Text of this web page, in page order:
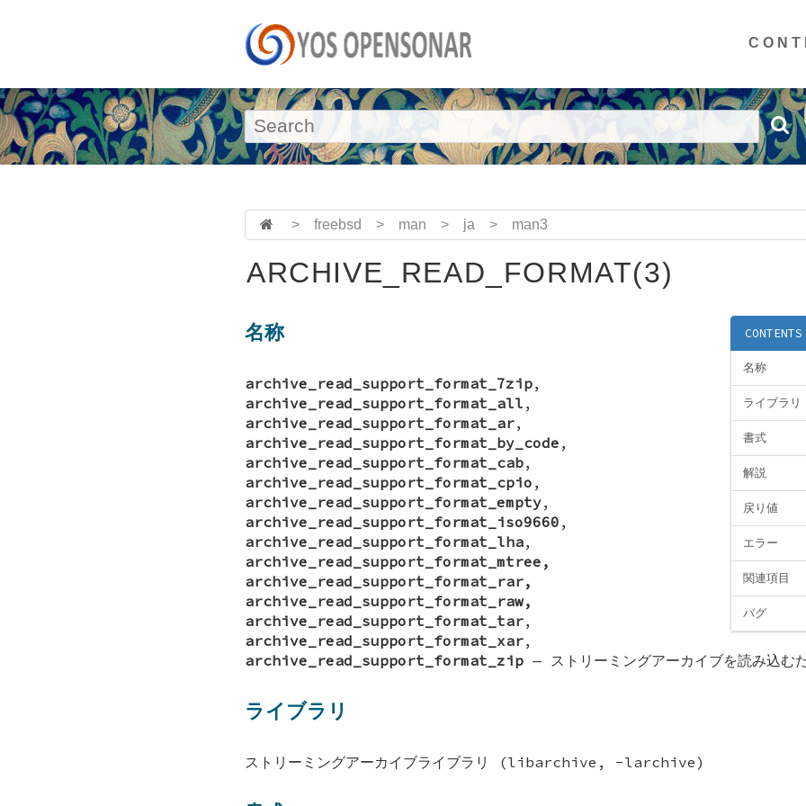
> freebsd > man > ja > man3
ARCHIVE_READ_FORMAT(3)
CONTENTS
名称
ライブラリ
書式
解説
戻り値
エラー
関連項目
バグ
名称
archive_read_support_format_7zip,
archive_read_support_format_all ,
archive_read_support_format_ar,
archive_read_support_format_by_code ,
archive_read_support_format_cab,
archive_read_support_format_cpio ,
archive_read_support_format_empty,
archive_read_support_format_iso9660 ,
archive_read_support_format_lha,
archive_read_support_format_mtree,
archive_read_support_format_rar,
archive_read_support_format_raw,
archive_read_support_format_tar,
archive_read_support_format_xar,
archive_read_support_format_zip — ストリーミングアーカイブを読み込む
ライブラリ
ストリーミングアーカイブライブラリ (libarchive, -larchive)